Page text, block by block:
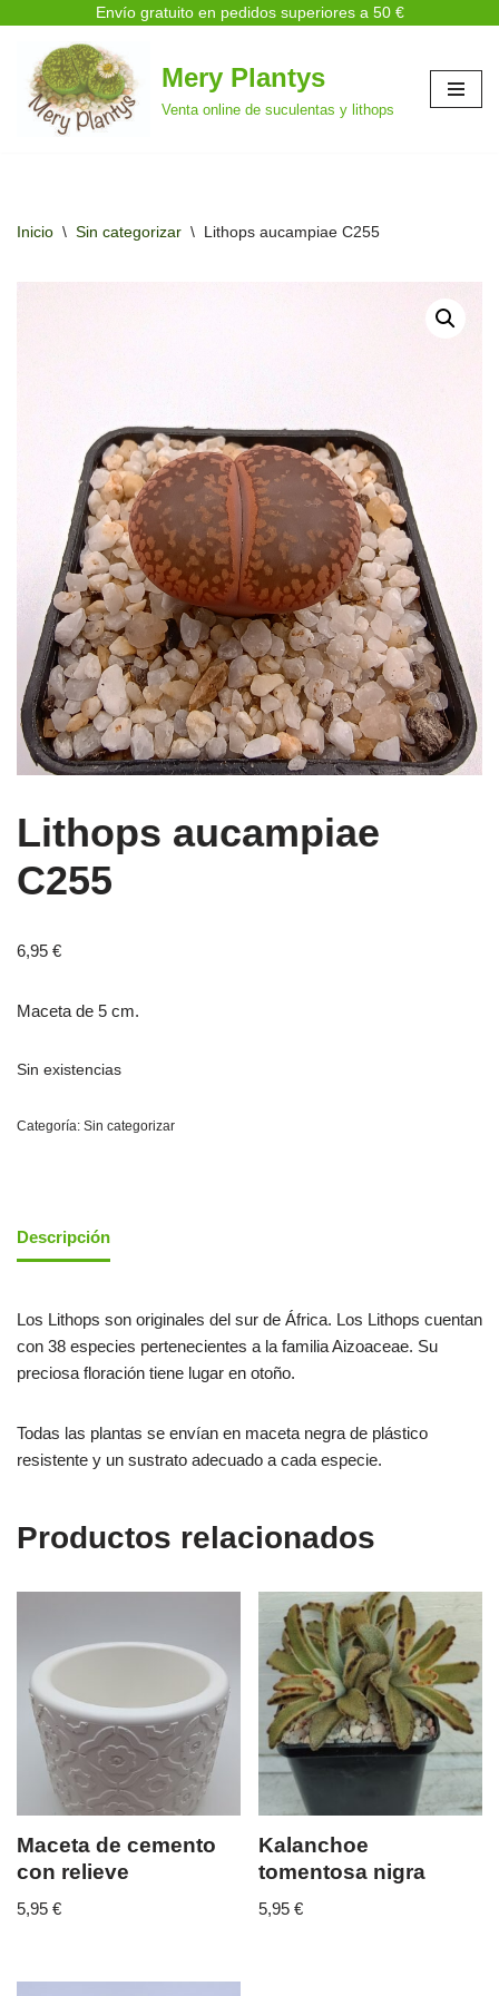
Envío gratuito en pedidos superiores a 50 €
Saltar
al
contenido
Mery Plantys
Venta online de suculentas y lithops
Inicio \ Sin categorizar \ Lithops aucampiae C255
Lithops aucampiae
C255
6,95 €
Maceta de 5 cm.
Sin existencias
Categoría: Sin categorizar
Descripción
Los Lithops son originales del sur de África. Los Lithops cuentan
con 38 especies pertenecientes a la familia Aizoaceae. Su
preciosa floración tiene lugar en otoño.
Todas las plantas se envían en maceta negra de plástico
resistente y un sustrato adecuado a cada especie.
Productos relacionados
Maceta de cemento
con relieve
5,95 €
Kalanchoe
tomentosa nigra
5,95€